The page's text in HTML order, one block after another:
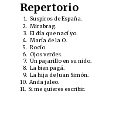
Repertorio
1. Suspiros de España.
2.
Mirabrag.
3.
El día que nací yo.
4. María de la O.
5.
Rocío.
6.
Ojos verdes.
7. Un pajarillo en su nido.
8. La bien pagá.
9. La hija de Juan Simón.
10. Anda jaleo.
11.
Si me quieres escribir.